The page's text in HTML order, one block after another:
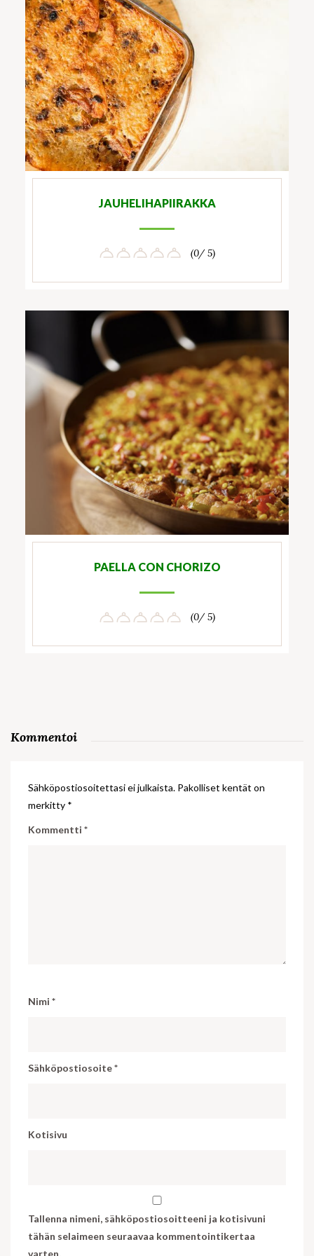
JAUHELIHAPIIRAKKA
(0/ 5)
PAELLA CON CHORIZO
(0/ 5)
Kommentoi
Sähköpostiosoitettasi ei julkaista. Pakolliset kentät on
merkitty *
Kommentti *
Nimi *
Sähköpostiosoite*
Kotisivu
Tallenna nimeni, sähköpostiosoitteeni ja kotisivuni
tähän selaimeen seuraavaa kommentointikertaa